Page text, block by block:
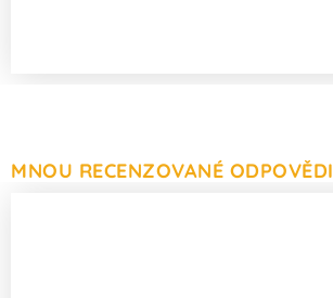
MNOU RECENZOVANÉ ODPOVĚDI